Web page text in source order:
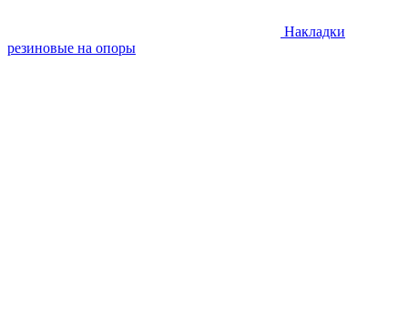
Накладки
резиновые на опоры